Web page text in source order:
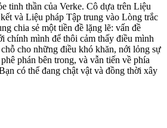
tinh thần của Verke. Cô dựa trên Liệu
và Liệu pháp Tập trung vào Lòng trắc
chia sẻ một tiền đề lặng lẽ: vấn đề
chính mình để thôi cảm thấy điều mình
cho những điều khó khăn, nới lỏng sự
phán bên trong, và vẫn tiến về phía
có thể đang chật vật và đồng thời xây